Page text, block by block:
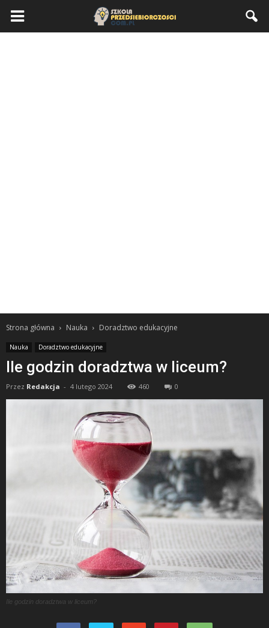
Strona główna Nauka Doradztwo edukacyjne
Nauka Doradztwo edukacyjne
Ile godzin doradztwa w liceum?
Przez Redakcja - 4 lutego 2024 460 0
Ile godzin doradztwa w liceum?